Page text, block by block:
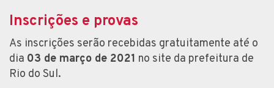
Inscrições e provas
As inscrições serão recebidas gratuitamente até o
dia 03 de março de 2021 no site da prefeitura de
Rio do Sul.